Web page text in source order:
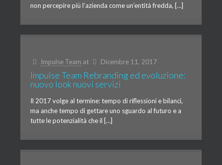
non percepire più l’azienda come un’entità fredda, […]
Impulse Team at Dicembre 11, 2017
Impulse Team Rebranding ed evoluzione:
nuovo look nuovi servizi
Il 2017 volge al termine: tempo di riflessioni e bilanci,
ma anche tempo di gettare uno sguardo al futuro e a
tutte le potenzialità che il […]